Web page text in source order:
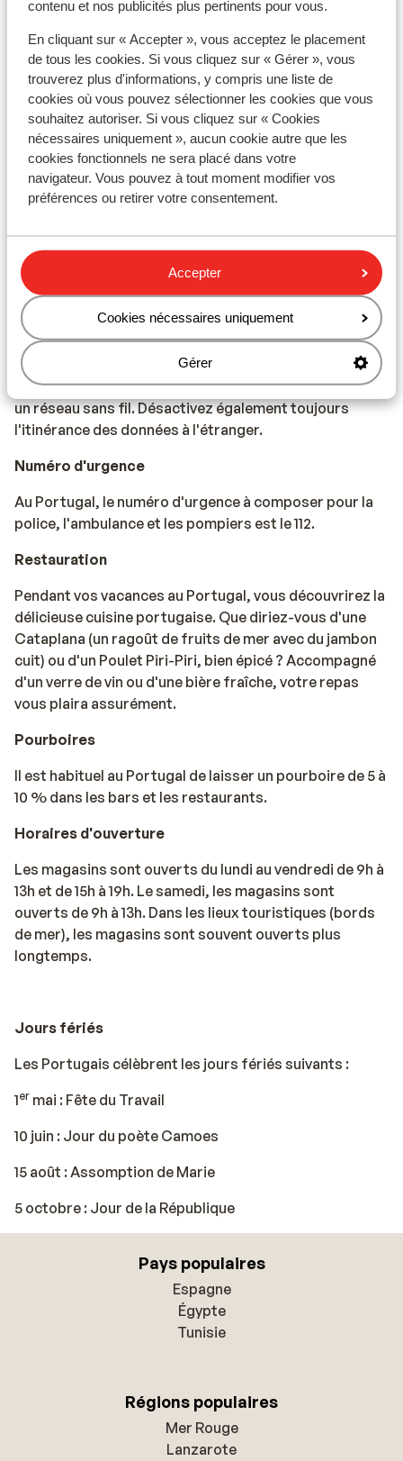
contenu et nos publicités plus pertinents pour vous.
En cliquant sur « Accepter », vous acceptez le placement
de tous les cookies. Si vous cliquez sur « Gérer », vous
trouverez plus d'informations, y compris une liste de
cookies où vous pouvez sélectionner les cookies que vous
souhaitez autoriser. Si vous cliquez sur « Cookies
nécessaires uniquement », aucun cookie autre que les
cookies fonctionnels ne sera placé dans votre
navigateur. Vous pouvez à tout moment modifier vos
préférences ou retirer votre consentement.
Accepter
Cookies nécessaires uniquement
Gérer
de 18 ans ou plus par chambre.
Vaccins
Pour obtenir des informations en temps réel sur les
vaccins ou d'autres sujets médicaux en rapport avec
les voyages, consultez le site Web de l'Institut de
Médecine Tropicale : https://www.itg.be
Vous pouvez utiliser votre téléphone mobile au
Portugal. Cependant, nous vous conseillons d'éviter
d'y recourir en raison de coûts élevés facturés par
l'opérateur en cas de déplacement à l'étranger.
Informez-vous auprès de lui avant de partir en
vacances. Si vous souhaitez utiliser Internet sur votre
smartphone, nous vous recommandons de le faire via
un réseau sans fil. Désactivez également toujours
l'itinérance des données à l'étranger.
Numéro d'urgence
Au Portugal, le numéro d'urgence à composer pour la
police, l'ambulance et les pompiers est le 112.
Restauration
Pendant vos vacances au Portugal, vous découvrirez la
délicieuse cuisine portugaise. Que diriez-vous d'une
Cataplana (un ragoût de fruits de mer avec du jambon
cuit) ou d'un Poulet Piri-Piri, bien épicé ? Accompagné
d'un verre de vin ou d'une bière fraîche, votre repas
vous plaira assurément.
Pourboires
Il est habituel au Portugal de laisser un pourboire de 5 à
10 % dans les bars et les restaurants.
Horaires d'ouverture
Les magasins sont ouverts du lundi au vendredi de 9h à
13h et de 15h à 19h. Le samedi, les magasins sont
ouverts de 9h à 13h. Dans les lieux touristiques (bords
de mer), les magasins sont souvent ouverts plus
longtemps.
Jours fériés
Les Portugais célèbrent les jours fériés suivants :
1er mai : Fête du Travail
10 juin : Jour du poète Camoes
15 août : Assomption de Marie
5 octobre : Jour de la République
Pays populaires
Espagne
Égypte
Tunisie
Régions populaires
Mer Rouge
Lanzarote